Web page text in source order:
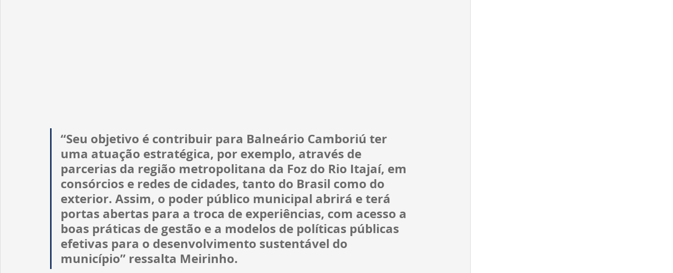
“Seu objetivo é contribuir para Balneário Camboriú ter
uma atuação estratégica, por exemplo, através de
parcerias da região metropolitana da Foz do Rio Itajaí, em
consórcios e redes de cidades, tanto do Brasil como do
exterior. Assim, o poder público municipal abrirá e terá
portas abertas para a troca de experiências, com acesso a
boas práticas de gestão e a modelos de políticas públicas
efetivas para o desenvolvimento sustentável do
município” ressalta Meirinho.